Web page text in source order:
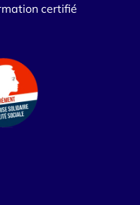
certifié